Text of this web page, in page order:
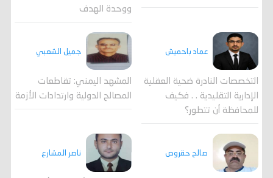
ووحدة الهدف
عماد باحميش
التخصصات النادرة ضحية العقلية
الإدارية التقليدية . . فكيف
للمحافظة أن تتطور؟
جميل الشعبي
المشهد اليمني: تقاطعات
المصالح الدولية وارتدادات الأزمة
صالح حقروص ناصر المشارع